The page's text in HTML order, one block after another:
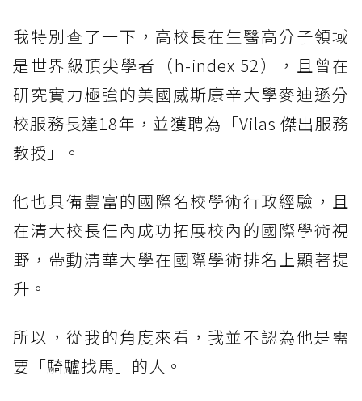
我特別查了一下，高校長在生醫高分子領域
是世界級頂尖學者（h-index 52），且曾在
研究實力極強的美國威斯康辛大學麥迪遜分
校服務長達18年，並獲聘為「Vilas 傑出服務
教授」。
他也具備豐富的國際名校學術行政經驗，且
在清大校長任內成功拓展校內的國際學術視
野，帶動清華大學在國際學術排名上顯著提
升。
所以，從我的角度來看，我並不認為他是需
要「騎驢找馬」的人。